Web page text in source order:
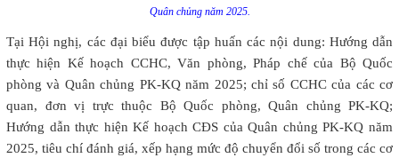
Quân chủng năm 2025.
Tại Hội nghị, các đại biểu được tập huấn các nội dung: Hướng dẫn
thực hiện Kế hoạch CCHC, Văn phòng, Pháp chế của Bộ Quốc
phòng và Quân chủng PK-KQ năm 2025; chỉ số CCHC của các cơ
quan, đơn vị trực thuộc Bộ Quốc phòng, Quân chủng PK-KQ;
Hướng dẫn thực hiện Kế hoạch CĐS của Quân chủng PK-KQ năm
2025, tiêu chí đánh giá, xếp hạng mức độ chuyển đổi số trong các cơ